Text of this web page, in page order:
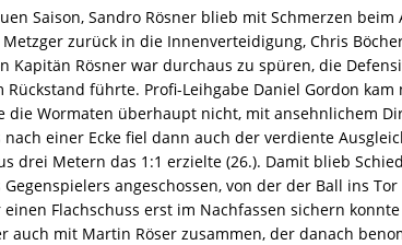
Saison, Sandro Rösner blieb mit Schmerzen
zurück in die Innenverteidigung, Chris
Rösner war durchaus zu spüren, die
führte. Profi-Leihgabe Daniel Gordon kam
Wormaten überhaupt nicht, mit ansehnlichem
einer Ecke fiel dann auch der verdiente
drei Metern das 1:1 erzielte (26.). Damit blieb
angeschossen, von der der Ball ins
Flachschuss erst im Nachfassen sichern
mit Martin Röser zusammen, der danach